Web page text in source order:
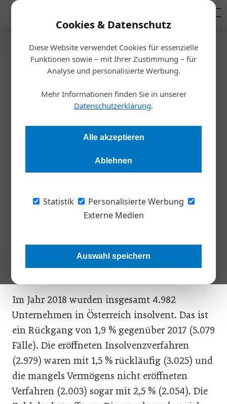
Cookies & Datenschutz
Diese Website verwendet Cookies für essenzielle
Funktionen sowie – mit Ihrer Zustimmung – für
Analyse und personalisierte Werbung.
Mehr Informationen finden Sie in unserer
Datenschutzerklärung.
Alle akzeptieren
Ablehnen
Statistik
Personalisierte Werbung
Externe Medien
Auswahl speichern
Startseite/Inspiration
Unternehmenspleiten 2018:
Entwicklung deutlich
abgeflacht
Lag die Zahl der insolventen Unternehmen zum Halbjahr 2018
noch knapp ein halbes Prozent über dem Vergleichszeitraum
Minus von fast 2 % gesunken. Allerdings sind sowohl die Zahl
der betroffenen Dienstnehmer und die Schulden der
Unternehmen spürbar gestiegen
Im Jahr 2018 wurden insgesamt 4.982
Unternehmen in Österreich insolvent. Das ist
ein Rückgang von 1,9 % gegenüber 2017 (5.079
Fälle). Die eröffneten Insolvenzverfahren
(2.979) waren mit 1,5 % rückläufig (3.025) und
die mangels Vermögens nicht eröffneten
Verfahren (2.003) sogar mit 2,5 % (2.054). Die